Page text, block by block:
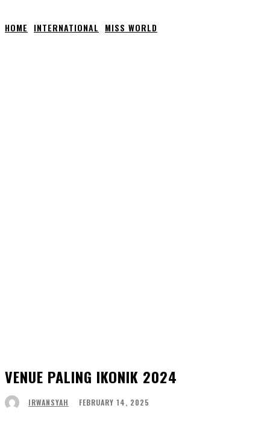
HOME INTERNATIONAL MISS WORLD
VENUE PALING IKONIK 2024
IRWANSYAH FEBRUARY 14, 2025